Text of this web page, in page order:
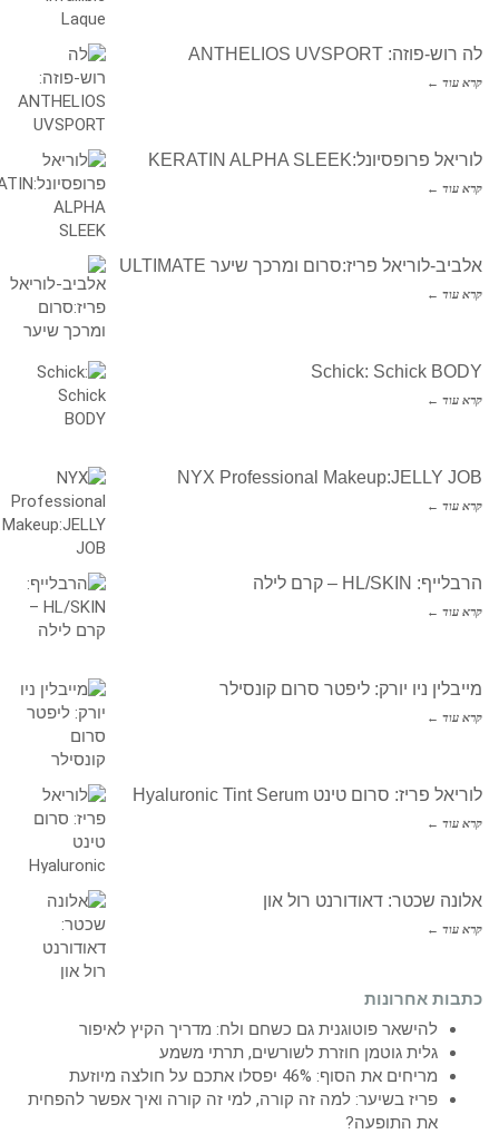
לה רוש-פוזה: ANTHELIOS UVSPORT
קרא עוד ←
לוריאל פרופסיונל:KERATIN ALPHA SLEEK
קרא עוד ←
אלביב-לוריאל פריז:סרום ומרכך שיער ULTIMATE
קרא עוד ←
Schick: Schick BODY
קרא עוד ←
NYX Professional Makeup:JELLY JOB
קרא עוד ←
הרבלייף: HL/SKIN – קרם לילה
קרא עוד ←
מייבלין ניו יורק: ליפטר סרום קונסילר
קרא עוד ←
לוריאל פריז: סרום טינט Hyaluronic Tint Serum
קרא עוד ←
אלונה שכטר: דאודורנט רול און
קרא עוד ←
כתבות אחרונות
להישאר פוטוגנית גם כשחם ולח: מדריך הקיץ לאיפור
גלית גוטמן חוזרת לשורשים, תרתי משמע
מריחים את הסוף: 46% יפסלו אתכם על חולצה מיוזעת
פריז בשיער: למה זה קורה, למי זה קורה ואיך אפשר להפחית
את התופעה?